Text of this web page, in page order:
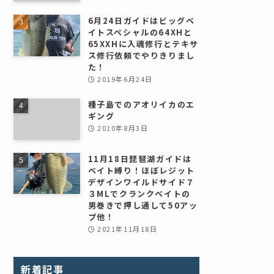
6月24日ガイドはビッグベ
イトスペシャルの64XHと
65XXHに入魂修行とテキサ
ス修行依頼でやりきりまし
た！
2019年6月24日
種子島でのアオリイカのエ
ギング
2010年8月3日
11月18日琵琶湖ガイドは
ベイト縛り！ほぼレジット
デザインワイルドサイド７
３MLでクランクベイトの
男巻きで押し通して50アッ
プ他！
2021年11月18日
新着記事